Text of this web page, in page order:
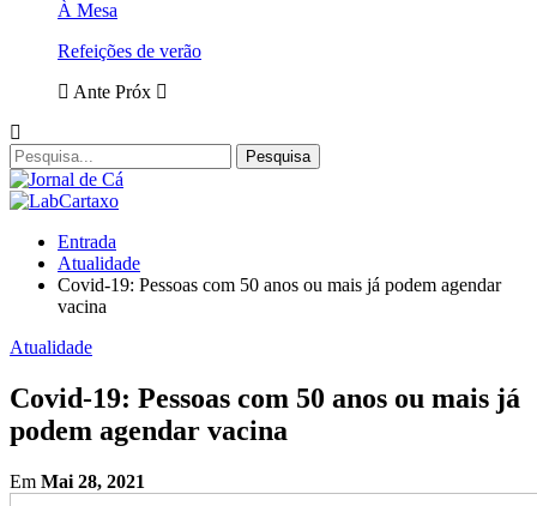
À Mesa
Refeições de verão
Ante Próx
Entrada
Atualidade
Covid-19: Pessoas com 50 anos ou mais já podem agendar
vacina
Atualidade
Covid-19: Pessoas com 50 anos ou mais já
podem agendar vacina
Em Mai 28, 2021